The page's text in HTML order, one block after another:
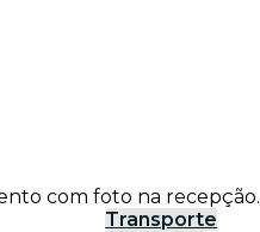
com foto na recepção.
Transporte